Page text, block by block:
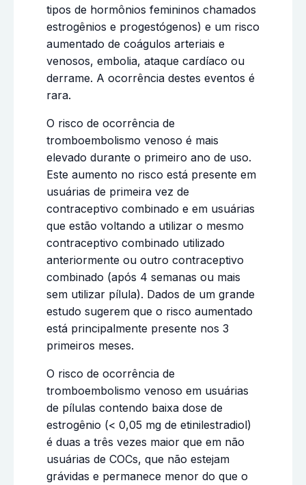
tipos de hormônios femininos chamados
estrogênios e progestógenos) e um risco
aumentado de coágulos arteriais e
venosos, embolia, ataque cardíaco ou
derrame. A ocorrência destes eventos é
rara.
O risco de ocorrência de
tromboembolismo venoso é mais
elevado durante o primeiro ano de uso.
Este aumento no risco está presente em
usuárias de primeira vez de
contraceptivo combinado e em usuárias
que estão voltando a utilizar o mesmo
contraceptivo combinado utilizado
anteriormente ou outro contraceptivo
combinado (após 4 semanas ou mais
sem utilizar pílula). Dados de um grande
estudo sugerem que o risco aumentado
está principalmente presente nos 3
primeiros meses.
O risco de ocorrência de
tromboembolismo venoso em usuárias
de pílulas contendo baixa dose de
estrogênio (< 0,05 mg de etinilestradiol)
é duas a três vezes maior que em não
usuárias de COCs, que não estejam
grávidas e permanece menor do que o